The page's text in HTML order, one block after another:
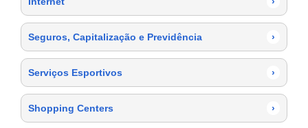
Seguros, Capitalização e Previdência ›
Serviços Esportivos ›
Shopping Centers ›